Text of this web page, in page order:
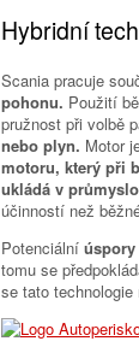
Hybridní
Scania pracuje
pohonu. Použití
pružnost při volbě
nebo plyn. Motor
motoru, který při
ukládá v
účinností než
Potenciální úspory
tomu se
se tato